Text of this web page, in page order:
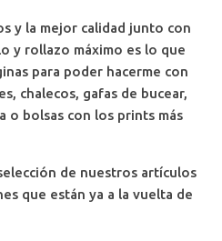
y la mejor calidad junto con
y rollazo máximo es lo que
para poder hacerme con
chalecos, gafas de bucear,
o bolsas con los prints más
de nuestros artículos
que están ya a la vuelta de